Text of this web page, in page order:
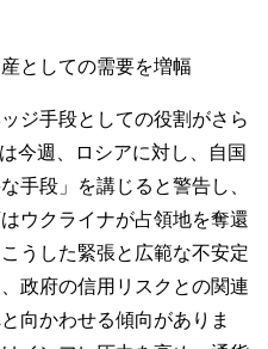
としての需要を増幅
ジ手段としての役割がさら
今週、ロシアに対し、自国
手段」を講じると警告し、
ウクライナが占領地を奪還
うした緊張と広範な不安定
政府の信用リスクとの関連
向かわせる傾向がありま